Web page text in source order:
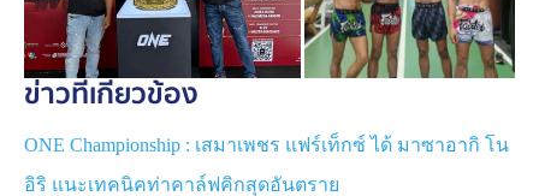
“โยฮัน - จอร์แดน” ฝึกซ้อมที่ค่ายมวยแฟร์เท็กซ์
คู่แฝดมวยไทยตระกูล “เอสตูปินาน” สร้างสีสันได้อย่างมาก
ข่าวที่เกี่ยวข้อง
ONE Championship : เสมาเพชร แฟร์เท็กซ์ ได้ มาซาอากิ โน
อิริ แนะเทคนิคท่าคาล์ฟคิกสุดอันตราย